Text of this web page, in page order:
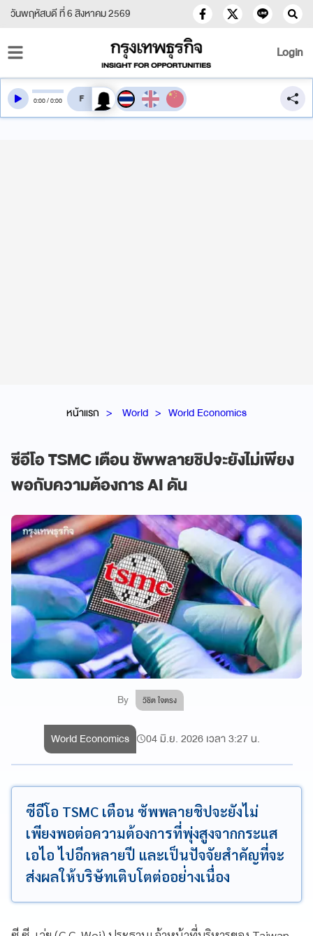
วันพฤหัสบดี ที่ 6 สิงหาคม 2569
Login
หน้าแรก World World Economics
ซีอีโอ TSMC เตือน ซัพพลายชิปจะยังไม่เพียง
พอกับความต้องการ AI ดัน
By วิชิต ใจตรง
0:00/0:00 สลับเสียงอ่าน
World Economics 04 มิ.ย. 2026 เวลา 3:27 น.
ซีอีโอ TSMC เตือน ซัพพลายชิปจะยังไม่
เพียงพอต่อความต้องการที่พุ่งสูงจากกระแส
เอไอ ไปอีกหลายปี และเป็นปัจจัยสำคัญที่จะ
ส่งผลให้บริษัทเติบโตต่ออย่่างเนื่อง